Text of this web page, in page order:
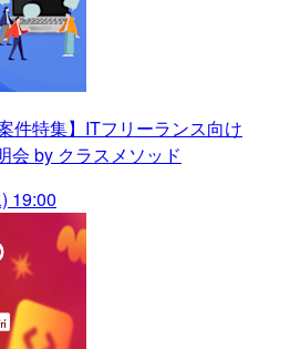
件特集】ITフリーランス向け
会 by クラスメソッド
19:00